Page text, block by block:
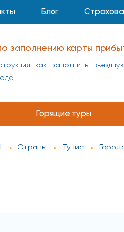
Блог
заполнению карты
как заполнить
Горящие туры
Страны Тунис